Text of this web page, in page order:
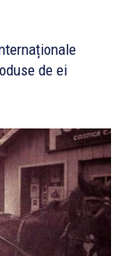
de ei